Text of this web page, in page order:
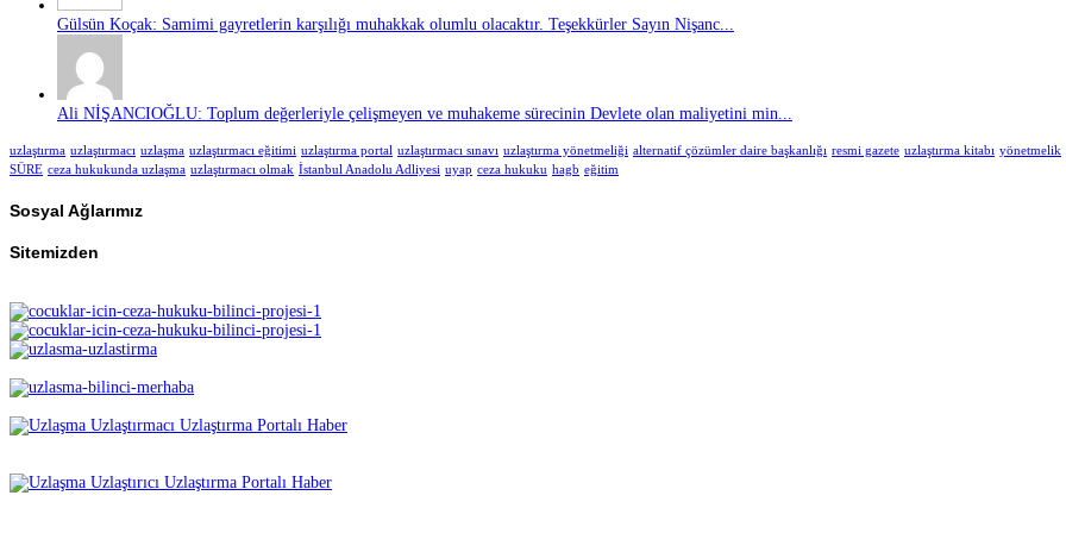
Gülsün Koçak: Samimi gayretlerin karşılığı muhakkak olumlu olacaktır. Teşekkürler Sayın Nişanc...
Ali NİŞANCIOĞLU: Toplum değerleriyle çelişmeyen ve muhakeme sürecinin Devlete olan maliyetini min...
uzlaştırma uzlaştırmacı uzlaşma uzlaştırmacı eğitimi uzlaştırma portal uzlaştırmacı sınavı uzlaştırma yönetmeliği alternatif çözümler daire başkanlığı resmi gazete uzlaştırma kitabı yönetmelik
SÜRE ceza hukukunda uzlaşma uzlaştırmacı olmak İstanbul Anadolu Adliyesi uyap ceza hukuku hagb eğitim
Sosyal Ağlarımız
Sitemizden